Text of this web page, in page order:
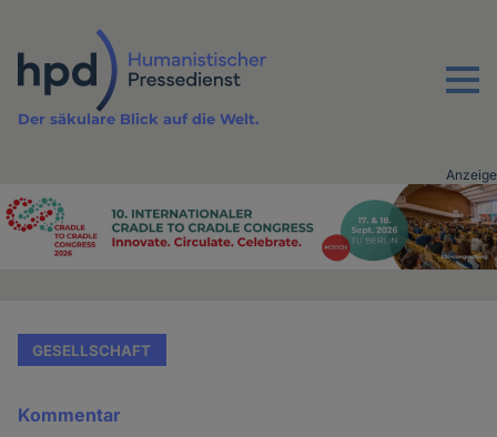
Inhalt
Menu
Der säkulare Blick auf die Welt.
Advertising
Anzeige
GESELLSCHAFT
Kommentar